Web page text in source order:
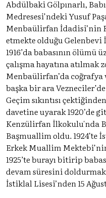
Abdülbaki Gölpınarlı,
Medresesi’ndeki Yusuf
Menbaülirfan İdadisi’nin
etmekte olduğu Gelenbevi
1916’da babasının
çalışma hayatına atılmak
Menbaülirfan’da coğrafya
başka bir ara Vezneciler’de
Geçim sıkıntısı
davetine uyarak 1920’de
Kenzülirfan İlkokulu'nda
Başmuallim oldu. 1924’te
Erkek Muallim
1925’te burayı bitirip
devam süresini
İstiklal Lisesi’nden 15